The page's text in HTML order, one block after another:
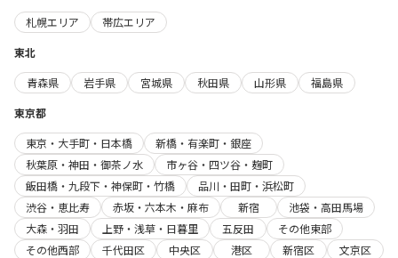
札幌エリア
帯広エリア
東北
青森県
岩手県 宮城県 秋田県 山形県
福島県
東京都
東京・大手町・日本橋
新橋・有楽町・銀座
秋葉原・神田・御茶ノ水
市ヶ谷・四ツ谷・麹町
飯田橋・九段下・神保町・竹橋
品川・田町・浜松町
渋谷・恵比寿
赤坂・六本木・麻布 新宿
池袋・高田馬場
大森・羽田
上野・浅草・日暮里 五反田
その他東部
その他西部
千代田区 中央区 港区 新宿区
文京区